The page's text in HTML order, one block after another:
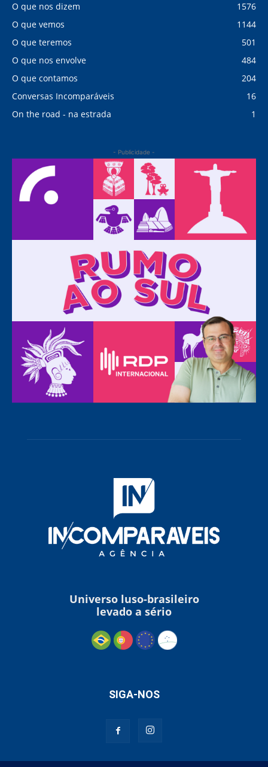
O que nos dizem
1576
O que vemos
1144
O que teremos
501
O que nos envolve
484
O que contamos
204
Conversas Incomparáveis
16
On the road - na estrada
1
- Publicidade -
Universo luso-brasileiro
levado a sério
SIGA-NOS